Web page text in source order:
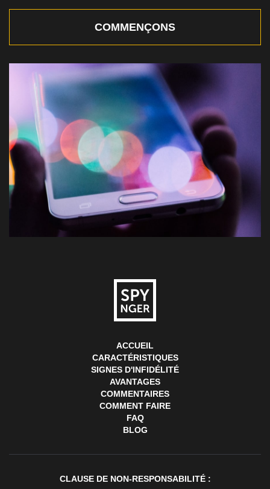
COMMENÇONS
ACCUEIL
CARACTÉRISTIQUES
SIGNES D'INFIDÉLITÉ
AVANTAGES
COMMENTAIRES
COMMENT FAIRE
FAQ
BLOG
CLAUSE DE NON-RESPONSABILITÉ :